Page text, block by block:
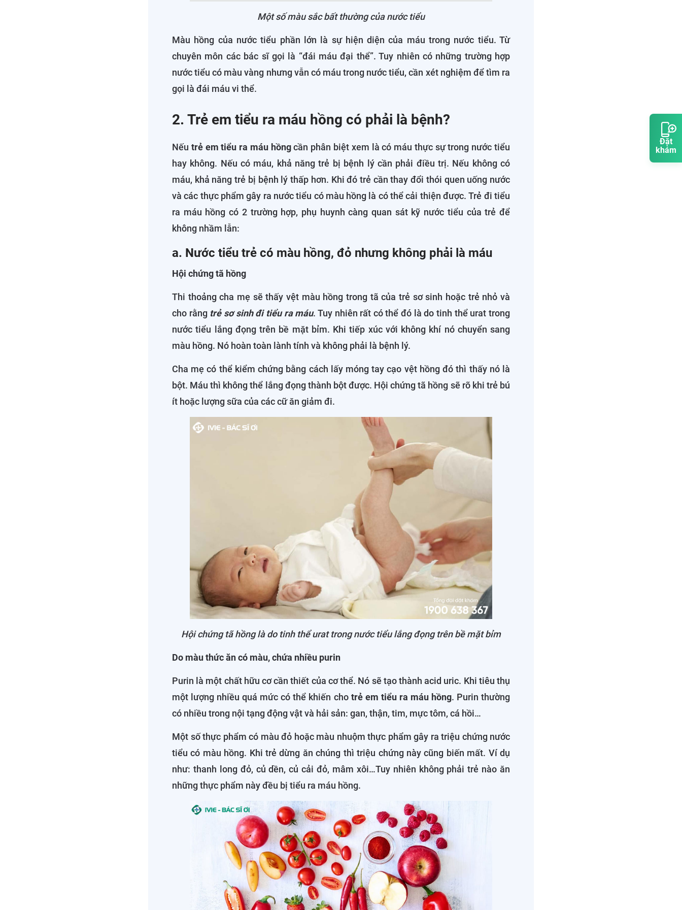
Đặt
khám
Một số màu sắc bất thường của nước tiểu
Màu hồng của nước tiểu phần lớn là sự hiện diện của máu trong nước tiểu. Từ
chuyên môn các bác sĩ gọi là “đái máu đại thể”. Tuy nhiên có những trường hợp
nước tiểu có màu vàng nhưng vẫn có máu trong nước tiểu, cần xét nghiệm để tìm ra
gọi là đái máu vi thể.
2. Trẻ em tiểu ra máu hồng có phải là bệnh?
Nếu trẻ em tiểu ra máu hồngcần phân biệt xem là có máu thực sự trong nước tiểu
hay không. Nếu có máu, khả năng trẻ bị bệnh lý cần phải điều trị. Nếu không có
máu, khả năng trẻ bị bệnh lý thấp hơn. Khi đó trẻ cần thay đổi thói quen uống nước
và các thực phẩm gây ra nước tiểu có màu hồng là có thể cải thiện được. Trẻ đi tiểu
ra máu hồng có 2 trường hợp, phụ huynh càng quan sát kỹ nước tiểu của trẻ để
không nhầm lẫn:
a. Nước tiểu trẻ có màu hồng, đỏ nhưng không phải là máu
Hội chứng tã hồng
Thi thoảng cha mẹ sẽ thấy vệt màu hồng trong tã của trẻ sơ sinh hoặc trẻ nhỏ và
cho rằng trẻ sơ sinh đi tiểu ra máu. Tuy nhiên rất có thể đó là do tinh thể urat trong
nước tiểu lắng đọng trên bề mặt bỉm. Khi tiếp xúc với không khí nó chuyển sang
màu hồng. Nó hoàn toàn lành tính và không phải là bệnh lý.
Cha mẹ có thể kiểm chứng bằng cách lấy móng tay cạo vệt hồng đó thì thấy nó là
bột. Máu thì không thể lắng đọng thành bột được. Hội chứng tã hồng sẽ rõ khi trẻ bú
ít hoặc lượng sữa của các cữ ăn giảm đi.
Hội chứng tã hồng là do tinh thể urat trong nước tiểu lắng đọng trên bề mặt bỉm
Do màu thức ăn có màu, chứa nhiều purin
Purin là một chất hữu cơ cần thiết của cơ thể. Nó sẽ tạo thành acid uric. Khi tiêu thụ
một lượng nhiều quá mức có thể khiến cho trẻ em tiểu ra máu hồng. Purin thường
có nhiều trong nội tạng động vật và hải sản: gan, thận, tim, mực tôm, cá hồi…
Một số thực phẩm có màu đỏ hoặc màu nhuộm thực phẩm gây ra triệu chứng nước
tiểu có màu hồng. Khi trẻ dừng ăn chúng thì triệu chứng này cũng biến mất. Ví dụ
như: thanh long đỏ, củ dền, củ cải đỏ, mâm xôi…Tuy nhiên không phải trẻ nào ăn
những thực phẩm này đều bị tiểu ra máu hồng.